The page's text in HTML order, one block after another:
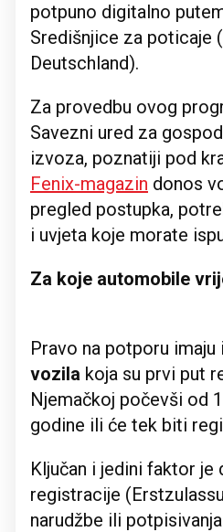
potpuno digitalno
Središnjice za poticaje
Deutschland).
Za provedbu ovog
Savezni ured za
izvoza, poznatiji pod
Fenix-magazin donos
pregled postupka,
i uvjeta koje morate
Za koje automobile
Pravo na potporu imaju
vozila koja su prvi put
Njemačkoj počevši od
godine ili će tek biti
Ključan i jedini faktor je
registracije
narudžbe ili